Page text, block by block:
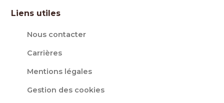
Liens utiles
Nous contacter
Carrières
Mentions légales
Gestion des cookies